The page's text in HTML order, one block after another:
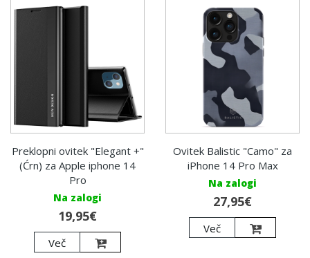
Preklopni ovitek "Elegant +"
(Ćrn) za Apple iphone 14
Pro
Na zalogi
19,95€
Več
Ovitek Balistic "Camo" za
iPhone 14 Pro Max
Na zalogi
27,95€
Več